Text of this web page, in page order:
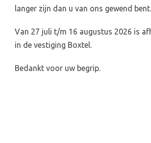
langer zijn dan u van ons gewend bent.
Van 27 juli t/m 16 augustus 2026 is
in de vestiging Boxtel.
Bedankt voor uw begrip.